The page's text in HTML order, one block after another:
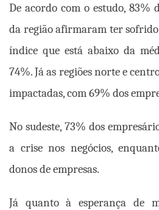
De acordo com o estudo, 83%
da região afirmaram ter
índice que está abaixo da
74%. Já as regiões norte e
impactadas, com 69% dos
No sudeste, 73% dos
a crise nos negócios,
donos de empresas.
Já quanto à esperança de